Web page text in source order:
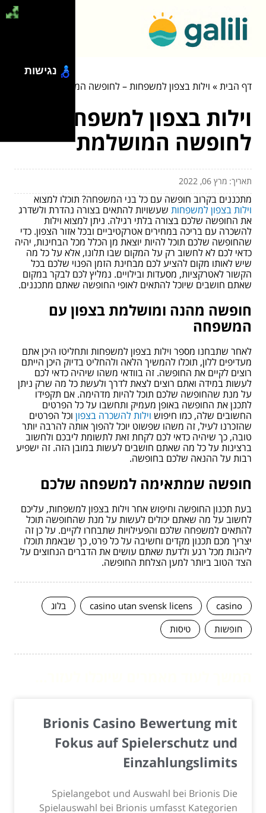
דף הבית» וילות בצפון למשפחות – לחופשה המושלמת
וילות בצפון למשפחות –
לחופשה המושלמת
תאריך: מרץ 06, 2022
מתכננים בקרוב חופשה עם כל בני המשפחה? תוכלו למצוא
וילות בצפון למשפחות שעשויות להתאים בצורה נהדרת ולשדרג
את החופשה שלכם בצורה בלתי רגילה. ניתן למצוא וילות
להשכרה עם בריכה במחירים אטרקטיביים ובכל אזור הצפון. כדי
שהחופשה שלכם תוכל להיות יוצאת מן הכלל מכל הבחינות, יהיה
כדאי לכם לא לחשוב רק על המקום שבו תלונו, אלא על כל מה
שיש לאותו מקום להציע לכם מבחינת הזמן הפנוי שלכם בכל
הקשור לאטרקציות, מסעדות ובילויים. נמליץ לכם לבקר במקום
שאתם חושבים שיוכל להתאים לאופי החופשה שאתם מתכננים.
חופשה מהנה ומושלמת בצפון עם
המשפחה
לאחר שתבחנו מספר וילות בצפון למשפחות ותחליטו היכן אתם
מעדיפים ללון, תוכלו להמשיך הלאה ולהחליט בדיוק היכן הייתם
רוצים לקיים את החופשה. זה בוודאי משהו שיהיה כדאי לכם
לעשות במידה ואתם רוצים לצאת לדרך ולעשת כל מה שרק ניתן
על מנת שהחופשה שלכם תוכל להיות מדהימה. אם תקפידו
לתכנן את החופשה באופן מעמיק ותחשבו על כל הפרטים
החשובים שלה, כמו חיפוש וילות להשכרה בצפון וכל הפרטים
שהזכרנו לעיל, זה משהו שפשוט יוכל להפוך אותה להרבה יותר
טובה, כך שיהיה כדאי לכם לקחת זאת לתשומת ליבכם ולחשוב
ברצינות על כל מה שאתם חושבים לעשות במובן הזה. זה ישפיע
רבות על ההנאה שלכם בחופשה.
חופשה שמתאימה למשפחה שלכם
בעת תכנון החופשה וחיפוש אחר וילות בצפון למשפחות, עליכם
לחשוב על מה שאתם יכולים לעשות על מנת שהחופשה תוכל
להתאים למשפחה שלכם והפעילויות שתבחרו לקיים. על כן זה
יצריך מכם תכנון מקדים וחשיבה על כל פרט, כך שבאמת תוכלו
ליהנות מכל רגע ולדעת שאתם עושים את הדברים הנחוצים על
הצד הטוב ביותר למען הצלחת החופשה.
casino
casino utan svensk licens
בלוג
חופשות
טיסות
Brionis Casino Bewertung mit
Fokus auf Spielerschutz und
Einzahlungslimits
Spielangebot und Auswahl bei Brionis Die
Spielauswahl bei Brionis umfasst Kategorien
נגישות